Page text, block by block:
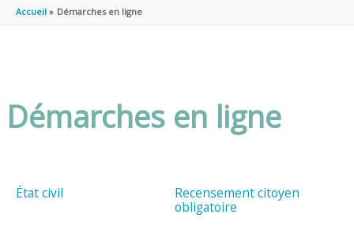
Accueil Démarches en ligne
Démarches en ligne
État civil
Recensement citoyen
obligatoire